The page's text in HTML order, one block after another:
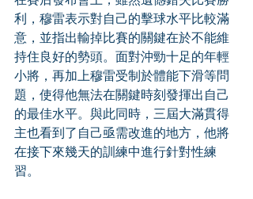
利，穆雷表示對自己的擊球水平比較滿
意，並指出輸掉比賽的關鍵在於不能維
持住良好的勢頭。面對沖勁十足的年輕
小將，再加上穆雷受制於體能下滑等問
題，使得他無法在關鍵時刻發揮出自己
的最佳水平。與此同時，三屆大滿貫得
主也看到了自己亟需改進的地方，他將
在接下來幾天的訓練中進行針對性練
習。